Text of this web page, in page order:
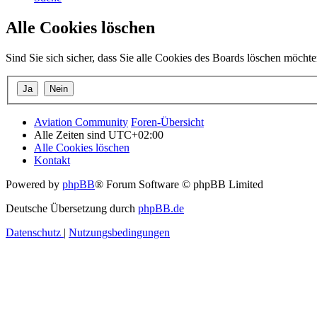
Alle Cookies löschen
Sind Sie sich sicher, dass Sie alle Cookies des Boards löschen
Aviation Community Foren-Übersicht
Alle Zeiten sind UTC+02:00
Alle Cookies löschen
Kontakt
Powered by phpBB® Forum Software © phpBB Limited
Deutsche Übersetzung durch phpBB.de
Datenschutz | Nutzungsbedingungen